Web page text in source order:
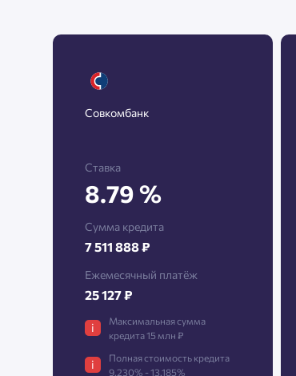
Совкомбанк
Ставка
8.79 %
Сумма кредита
7 511 888 ₽
Ежемесячный платёж
25 127 ₽
i
Максимальная сумма
кредита 15 млн ₽
i
Полная стоимость кредита
9.230% - 13.185%